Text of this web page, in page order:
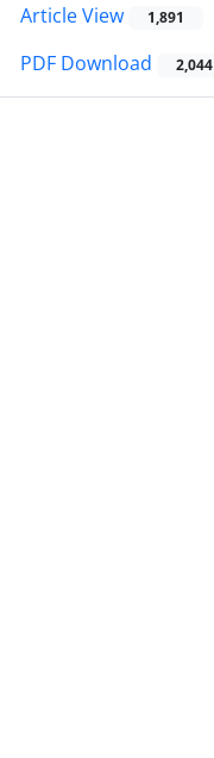
Article View 1,891
PDF Download 2,044